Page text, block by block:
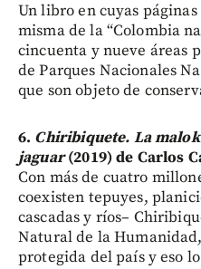
Un libro en cuyas
misma de la “Colombia
cincuenta y nueve áreas
de Parques Nacionales
que son objeto de
6. Chiribiquete. La
jaguar(2019) de Carlos
Con más de cuatro
coexisten tepuyes,
cascadas y ríos–
Natural de la
protegida del país y eso